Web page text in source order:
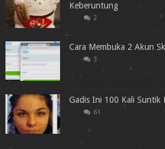
Keberuntung
2
Cara Membuka 2 Akun
3
Gadis Ini 100 Kali Suntik
61